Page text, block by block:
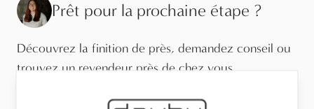
Prêt pour la prochaine étape ?
Découvrez la finition de près, demandez conseil ou
trouvez un revendeur près de chez vous.
Visitez le showroom